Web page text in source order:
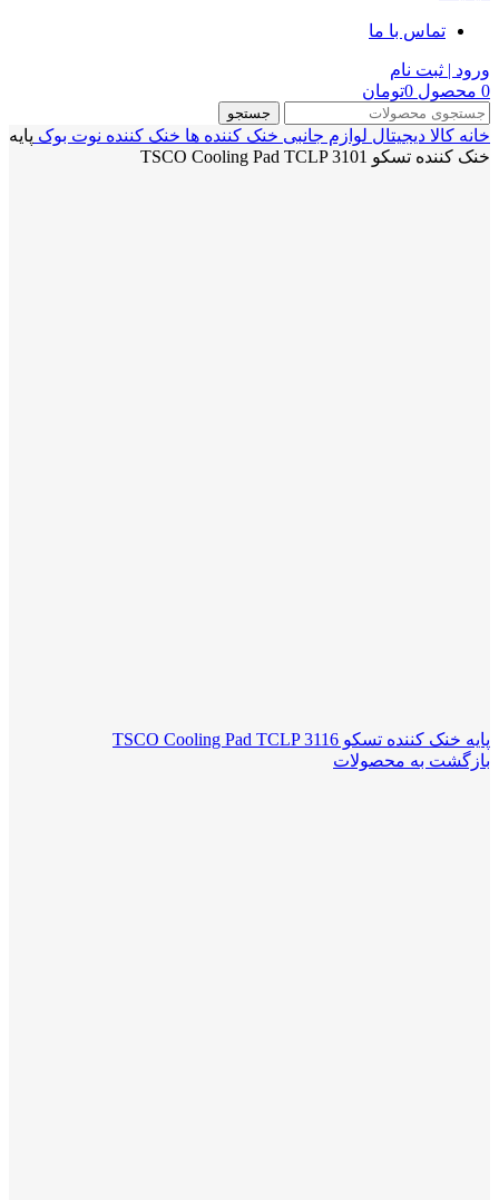
تماس با ما
ورود | ثبت نام
0 محصول 0تومان
جستجو
خانه کالا دیجیتال لوازم جانبی خنک کننده ها خنک کننده نوت بوک پایه
خنک کننده تسکو TSCO Cooling Pad TCLP 3101
پایه خنک کننده تسکو TSCO Cooling Pad TCLP 3116
بازگشت به محصولات